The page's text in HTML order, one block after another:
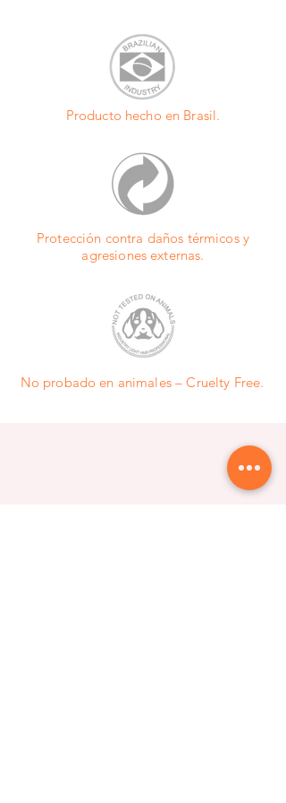
hidroxitolueno, benzophenone-3/oxibenzona,
citric acid/ácidocítrico,peg-
90m/macrogol,dimethicone/dimeticona,
methylchloroisothiazolinoneand
methylisothiazolinone/metilcloroisotiazolinona e
metilisotiazolinona, sodium pca/pidolato de
arginine/arginina, aspartic acid/ácido aspártico,
pca/ácido pidólico, glycine/glicina,
alanine/alanina, serine/serina, valine/levovalina,
proline/prolina, threonine/treonina,
phenylalanine/fenilalanina.
agua y busque atención médica. No ingerir. USO
Producto hecho en Brasil.
Protección contra daños térmicos y
agresiones externas.
No probado en animales – Cruelty Free.
Entérate de las mejores
novedades y ofertas